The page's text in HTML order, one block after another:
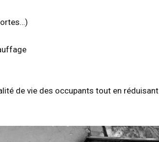
de vie des occupants tout en réduisant